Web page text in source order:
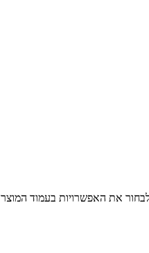
את האפשרויות בעמוד המוצר